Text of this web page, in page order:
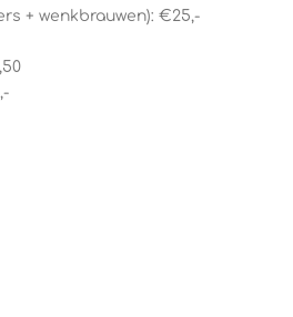
+ wenkbrauwen): €25,-